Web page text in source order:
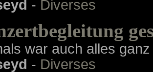
- Diverses
war auch alles
- Diverses